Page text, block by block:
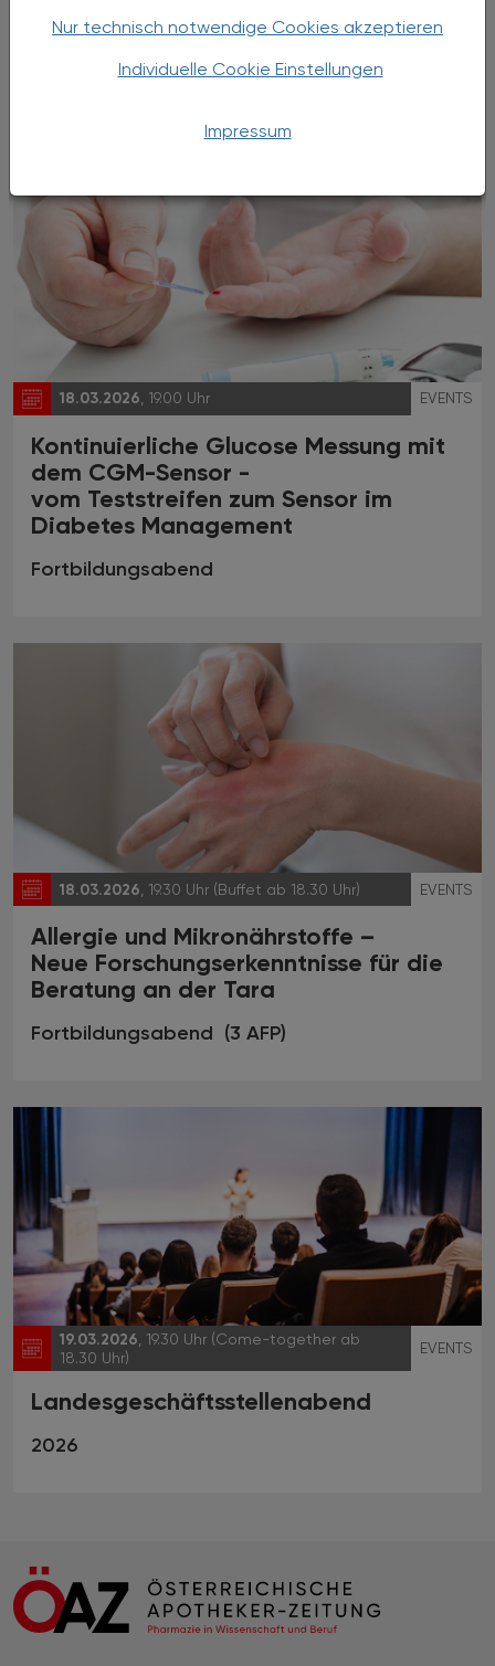
Nur technisch notwendige Cookies akzeptieren
Individuelle Cookie Einstellungen
Impressum
statt verkaufen
Seminar (12 FFP)
18.03.2026, 19.00 Uhr EVENTS
Kontinuierliche Glucose Messung mit
dem CGM-Sensor -
vom Teststreifen zum Sensor im
Diabetes Management
Fortbildungsabend
18.03.2026 , 19.30 Uhr (Buffet ab 18.30 Uhr) EVENTS
Allergie und Mikronährstoffe –
Neue Forschungserkenntnisse für die
Beratung an der Tara
Fortbildungsabend (3 AFP)
19.03.2026 , 19.30 Uhr (Come-together ab
18.30 Uhr)
EVENTS
Landesgeschäftsstellenabend
2026